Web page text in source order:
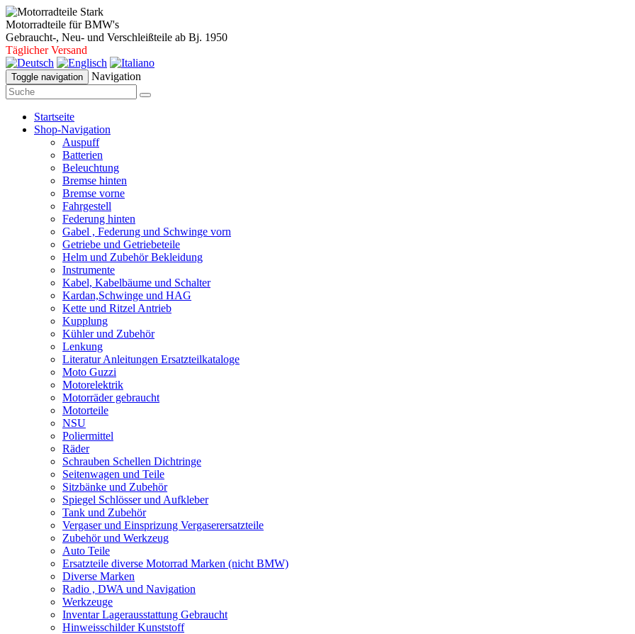
Motorradteile für BMW's
Gebraucht-, Neu- und Verschleißteile ab Bj. 1950
Täglicher Versand
Toggle navigation Navigation
Startseite
Shop-Navigation
Auspuff
Batterien
Beleuchtung
Bremse hinten
Bremse vorne
Fahrgestell
Federung hinten
Gabel , Federung und Schwinge vorn
Getriebe und Getriebeteile
Helm und Zubehör Bekleidung
Instrumente
Kabel, Kabelbäume und Schalter
Kardan,Schwinge und HAG
Kette und Ritzel Antrieb
Kupplung
Kühler und Zubehör
Lenkung
Literatur Anleitungen Ersatzteilkataloge
Moto Guzzi
Motorelektrik
Motorräder gebraucht
Motorteile
NSU
Poliermittel
Räder
Schrauben Schellen Dichtringe
Seitenwagen und Teile
Sitzbänke und Zubehör
Spiegel Schlösser und Aufkleber
Tank und Zubehör
Vergaser und Einsprizung Vergaserersatzteile
Zubehör und Werkzeug
Auto Teile
Ersatzteile diverse Motorrad Marken (nicht BMW)
Diverse Marken
Radio , DWA und Navigation
Werkzeuge
Inventar Lagerausstattung Gebraucht
Hinweisschilder Kunststoff